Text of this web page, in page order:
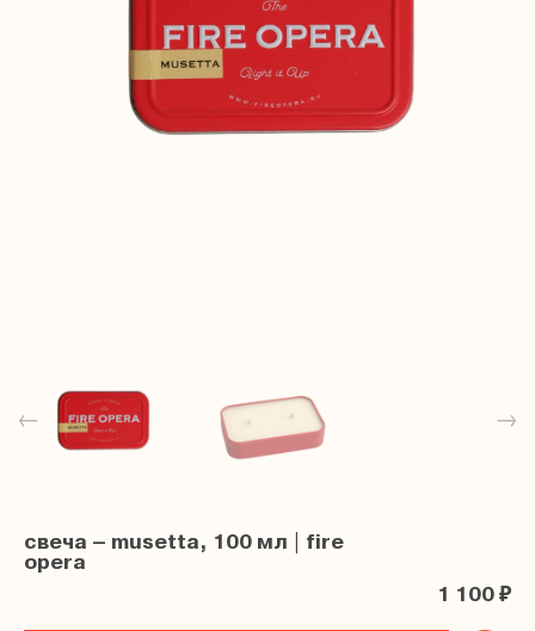
← →
свеча – musetta, 100 мл | fire
opera
1 100 ₽